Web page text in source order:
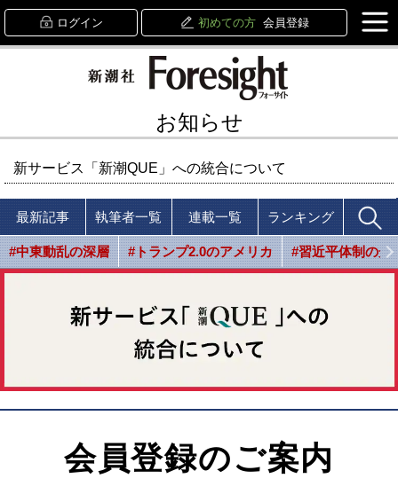
ログイン 初めての方 会員登録
お知らせ
新サービス「新潮QUE」への統合について
最新記事 執筆者一覧 連載一覧 ランキング
#中東動乱の深層 #トランプ2.0のアメリカ #習近平体制の光
会員登録のご案内